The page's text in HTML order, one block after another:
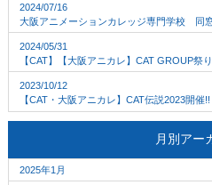
2024/07/16
大阪アニメーションカレッジ専門学校 同
2024/05/31
【CAT】【大阪アニカレ】CAT GROUP祭
2023/10/12
【CAT・大阪アニカレ】CAT伝説2023開催!!
月別アー
2025年1月